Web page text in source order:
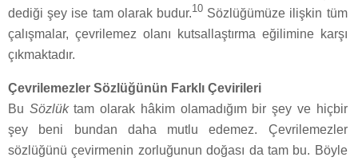
dediği şey ise tam olarak budur.10 Sözlüğümüze ilişkin tüm
çalışmalar, çevrilemez olanı kutsallaştırma eğilimine karşı
çıkmaktadır.
Çevrilemezler Sözlüğünün Farklı Çevirileri
Bu Sözlüktam olarak hâkim olamadığım bir şey ve hiçbir
şey beni bundan daha mutlu edemez. Çevrilemezler
sözlüğünü çevirmenin zorluğunun doğası da tam bu. Böyle